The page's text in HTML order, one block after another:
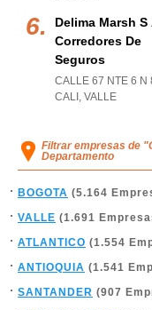
Delima Marsh
Corredores De
Seguros
CALLE 67 NTE 6
CALI , VALLE
Filtrar empresas de
Departamento
BOGOTA (5.164
VALLE (1.691
ATLANTICO (1.554
ANTIOQUIA (1.541
SANTANDER (907